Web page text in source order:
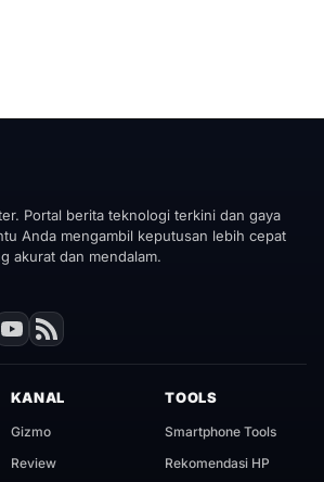
Portal berita teknologi terkini dan gaya
Anda mengambil keputusan lebih cepat
akurat dan mendalam.
KANAL
Gizmo
Review
TOOLS
Smartphone Tools
Rekomendasi HP